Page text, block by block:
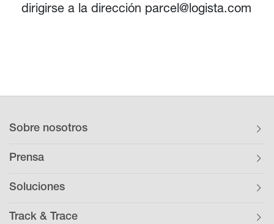
dirigirse a la dirección parcel@logista.com
Sobre nosotros
Prensa
Soluciones
Track & Trace